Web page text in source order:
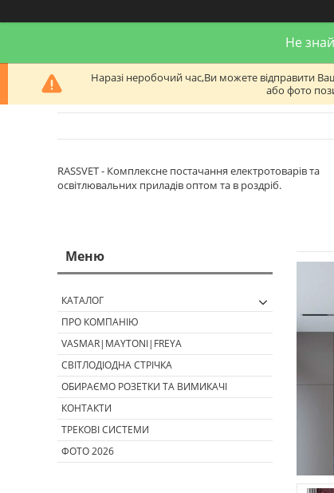
Не
Наразі неробочий час,Ви можете відправити
або фото
RASSVET - Комплексне постачання електротоварів та
освітлювальних приладів оптом та в роздріб.
КАТАЛОГ
ПРО КОМПАНІЮ
VASMAR|MAYTONI|FREYA
СВІТЛОДІОДНА СТРІЧКА
ОБИРАЄМО РОЗЕТКИ ТА ВИМИКАЧІ
КОНТАКТИ
ТРЕКОВІ СИСТЕМИ
ФОТО 2026